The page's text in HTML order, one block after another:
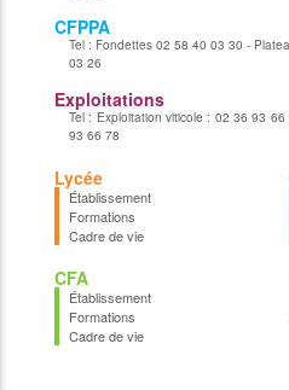
CFPPA
Tel : Fondettes 02 58 40 03 30 -
03 26
Exploitations
Tel : Exploitation viticole : 02 36 93
93 66 78
Lycée
Établissement
Formations
Cadre de vie
CFA
Établissement
Formations
Cadre de vie